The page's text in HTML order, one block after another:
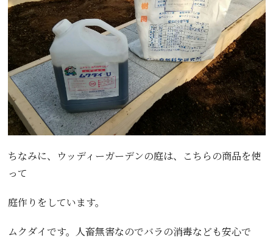
ちなみに、ウッディーガーデンの庭は、こちらの商品を使
って
庭作りをしています。
ムクダイです。人畜無害なのでバラの消毒なども安心で